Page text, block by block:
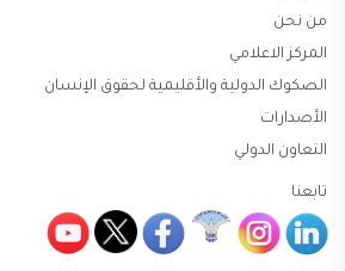
من نحن
المركز الاعلامي
الصكوك الدولية والأقليمية لحقوق الإنسان
الأصدارات
التعاون الدولي
تابعنا